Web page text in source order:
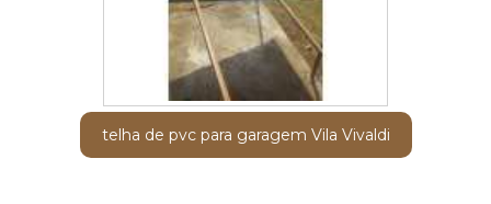
telha de pvc para garagem Vila Vivaldi